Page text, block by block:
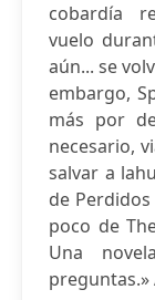
cobardía
vuelo
aún... se
embargo,
más por
necesario,
salvar a
de
poco de
Una
preguntas.»